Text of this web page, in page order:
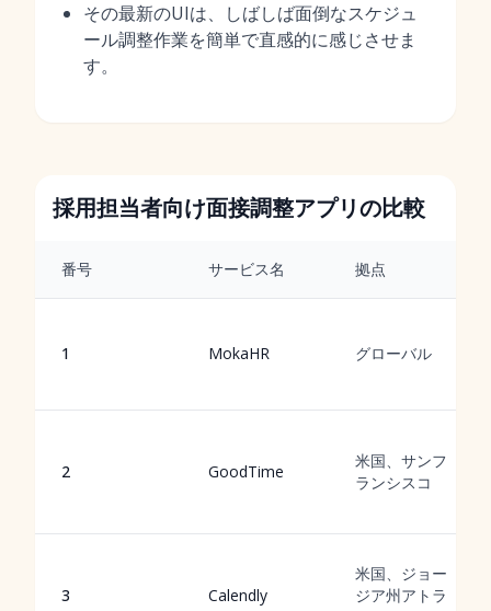
その最新のUIは、しばしば面倒なスケジュ
ール調整作業を簡単で直感的に感じさせま
す。
採用担当者向け面接調整アプリの比較
番号 サービス名 拠点
1 MokaHR グローバル
2 GoodTime
米国、サンフ
ランシスコ
3 Calendly
米国、ジョー
ジア州アトラ